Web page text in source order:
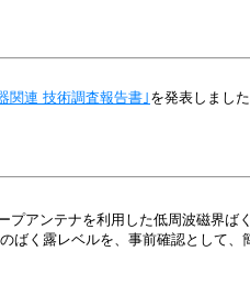
関連 技術調査報告書｣ を発表しました
プアンテナを利用した低周波磁界ば
ばく露レベルを、事前確認として、